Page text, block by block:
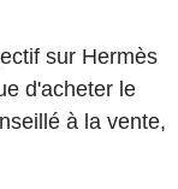
sur Hermès
d'acheter le
à la vente,